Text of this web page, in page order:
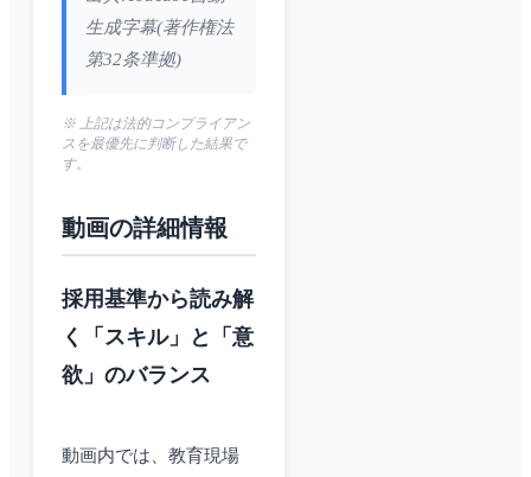
生成字幕(著作権法
第32条準拠)
※ 上記は法的コンプライアン
スを最優先に判断した結果で
す。
動画の詳細情報
採用基準から読み解
く「スキル」と「意
欲」のバランス
動画内では、教育現場